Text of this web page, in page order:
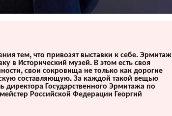
тем, что привозят выставки к себе. Эрмитаж
в Исторический музей. В этом есть своя
свои сокровища не только как дорогие
составляющую. За каждой такой вещью
директора Государственного Эрмитажа по
Российской Федерации Георгий